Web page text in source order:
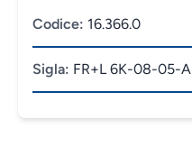
Codice: 16.366.0
Sigla: FR+L 6K-08-05-A